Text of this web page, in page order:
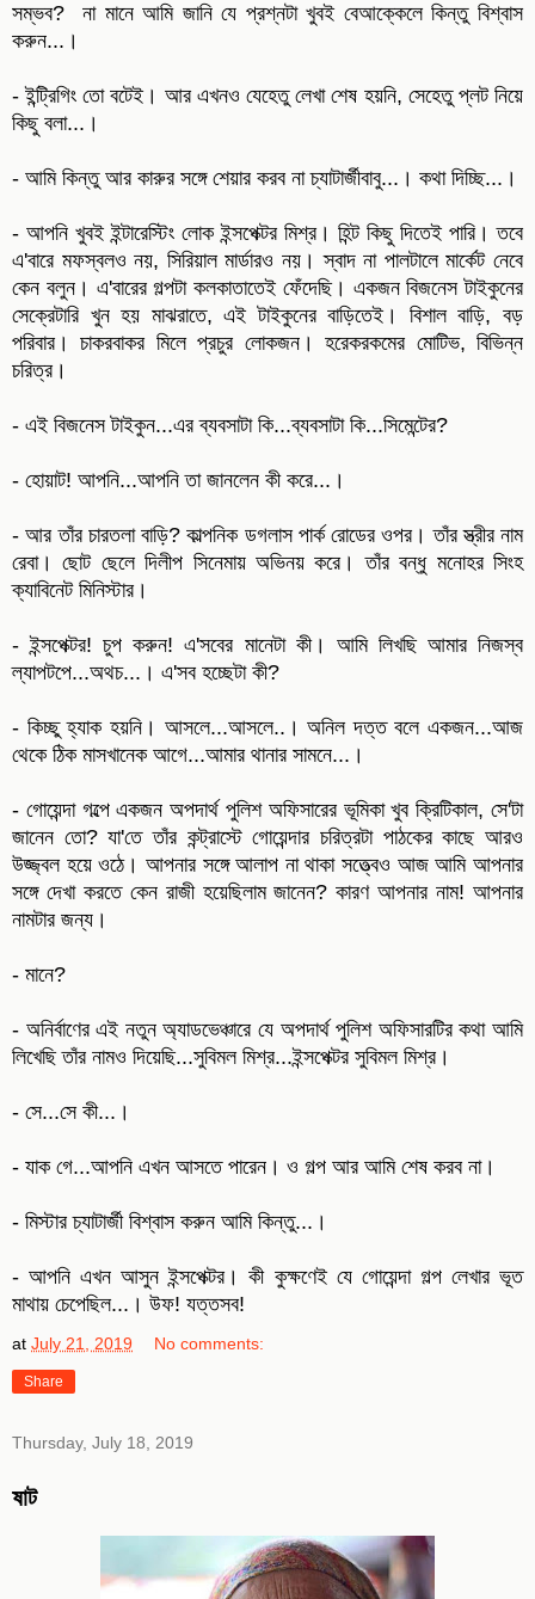
সম্ভব? না মানে আমি জানি যে প্রশ্নটা খুবই বেআক্কেলে কিন্তু বিশ্বাস
করুন...।
- ইন্ট্রিগিং তো বটেই। আর এখনও যেহেতু লেখা শেষ হয়নি, সেহেতু প্লট নিয়ে
কিছু বলা...।
- আমি কিন্তু আর কারুর সঙ্গে শেয়ার করব না চ্যাটার্জীবাবু...। কথা দিচ্ছি...।
- আপনি খুবই ইন্টারেস্টিং লোক ইন্সপেক্টর মিশ্র। হিন্ট কিছু দিতেই পারি। তবে
এ'বারে মফস্বলও নয়, সিরিয়াল মার্ডারও নয়। স্বাদ না পালটালে মার্কেট নেবে
কেন বলুন। এ'বারের গল্পটা কলকাতাতেই ফেঁদেছি। একজন বিজনেস টাইকুনের
সেক্রেটারি খুন হয় মাঝরাতে, এই টাইকুনের বাড়িতেই। বিশাল বাড়ি, বড়
পরিবার। চাকরবাকর মিলে প্রচুর লোকজন। হরেকরকমের মোটিভ, বিভিন্ন
চরিত্র।
- এই বিজনেস টাইকুন...এর ব্যবসাটা কি...ব্যবসাটা কি...সিমেন্টের?
- হোয়াট! আপনি...আপনি তা জানলেন কী করে...।
- আর তাঁর চারতলা বাড়ি? কাল্পনিক ডগলাস পার্ক রোডের ওপর। তাঁর স্ত্রীর নাম
রেবা। ছোট ছেলে দিলীপ সিনেমায় অভিনয় করে। তাঁর বন্ধু মনোহর সিংহ
ক্যাবিনেট মিনিস্টার।
- ইন্সপেক্টর! চুপ করুন! এ'সবের মানেটা কী। আমি লিখছি আমার নিজস্ব
ল্যাপটপে...অথচ...। এ'সব হচ্ছেটা কী?
- কিচ্ছু হ্যাক হয়নি। আসলে...আসলে..। অনিল দত্ত বলে একজন...আজ
থেকে ঠিক মাসখানেক আগে...আমার থানার সামনে...।
- গোয়েন্দা গল্পে একজন অপদার্থ পুলিশ অফিসারের ভূমিকা খুব ক্রিটিকাল, সে'টা
জানেন তো? যা'তে তাঁর কন্ট্রাস্টে গোয়েন্দার চরিত্রটা পাঠকের কাছে আরও
উজ্জ্বল হয়ে ওঠে। আপনার সঙ্গে আলাপ না থাকা সত্ত্বেও আজ আমি আপনার
সঙ্গে দেখা করতে কেন রাজী হয়েছিলাম জানেন? কারণ আপনার নাম! আপনার
নামটার জন্য।
- মানে?
- অনির্বাণের এই নতুন অ্যাডভেঞ্চারে যে অপদার্থ পুলিশ অফিসারটির কথা আমি
লিখেছি তাঁর নামও দিয়েছি...সুবিমল মিশ্র...ইন্সপেক্টর সুবিমল মিশ্র।
- সে...সে কী...।
- যাক গে...আপনি এখন আসতে পারেন। ও গল্প আর আমি শেষ করব না।
- মিস্টার চ্যাটার্জী বিশ্বাস করুন আমি কিন্তু...।
- আপনি এখন আসুন ইন্সপেক্টর। কী কুক্ষণেই যে গোয়েন্দা গল্প লেখার ভূত
মাথায় চেপেছিল...। উফ! যত্তসব!
at July 21, 2019 No comments:
Share
Thursday, July 18, 2019
ষাট